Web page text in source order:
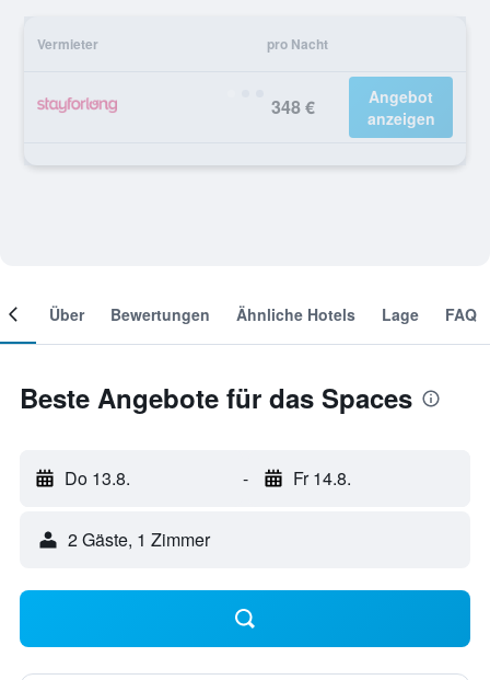
Vermieter pro Nacht
348 €
Angebot
anzeigen
Über Bewertungen Ähnliche Hotels Lage FAQ
Beste Angebote für das Spaces
Do 13.8. - Fr 14.8.
2 Gäste, 1 Zimmer